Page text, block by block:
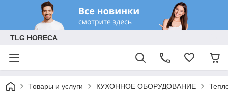
TLG HORECA
Товары и услуги КУХОННОЕ ОБОРУДОВАНИЕ